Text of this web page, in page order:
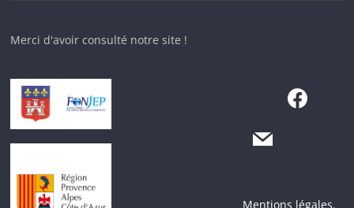
Merci d'avoir consulté notre site !
Mentions légales.